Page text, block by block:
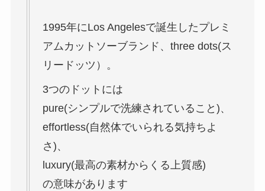
1995年にLos Angelesで誕生したプレミ
アムカットソーブランド、three dots(ス
リードッツ）。
3つのドットには
pure(シンプルで洗練されていること)、
effortless(自然体でいられる気持ちよ
さ)、
luxury(最高の素材からくる上質感)
の意味があります